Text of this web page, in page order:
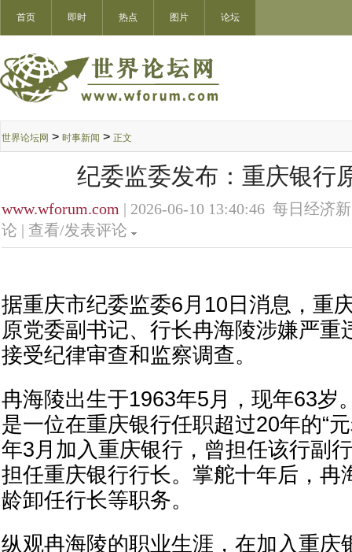
首页 即时 热点 图片 论坛
世界论坛网 > 时事新闻 > 正文
纪委监委发布：重庆银行
www.wforum.com | 2026-06-10 13:40:46 每日经济
论 | 查看/发表评论
据重庆市纪委监委6月10日消息，重
原党委副书记、行长冉海陵涉嫌严重
接受纪律审查和监察调查。
冉海陵出生于1963年5月，现年63岁
是一位在重庆银行任职超过20年的“
年3月加入重庆银行，曾担任该行副
担任重庆银行行长。掌舵十年后，冉
龄卸任行长等职务。
纵观冉海陵的职业生涯，在加入重庆